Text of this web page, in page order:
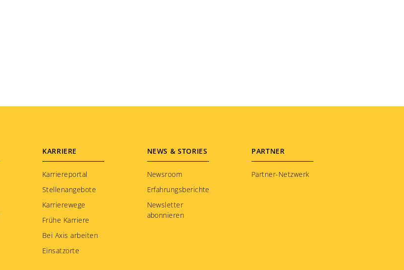
KARRIERE
Karriereportal
Stellenangebote
Karrierewege
Frühe Karriere
Bei Axis arbeiten
Einsatzorte
NEWS & STORIES
Newsroom
Erfahrungsberichte
Newsletter
abonnieren
PARTNER
Partner-Netzwerk